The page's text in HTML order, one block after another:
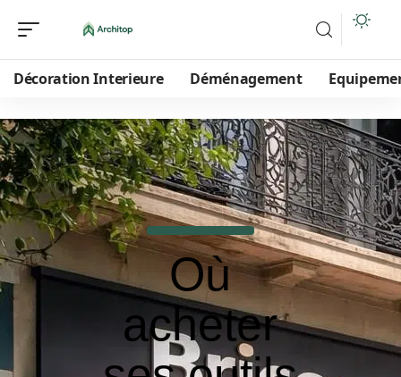
Décoration Interieure Déménagement
Où
acheter